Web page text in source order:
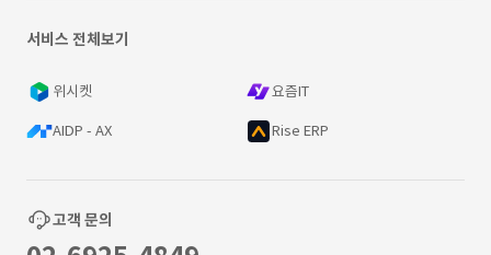
서비스 전체보기
위시켓 요즘IT
AIDP - AX Rise ERP
고객 문의